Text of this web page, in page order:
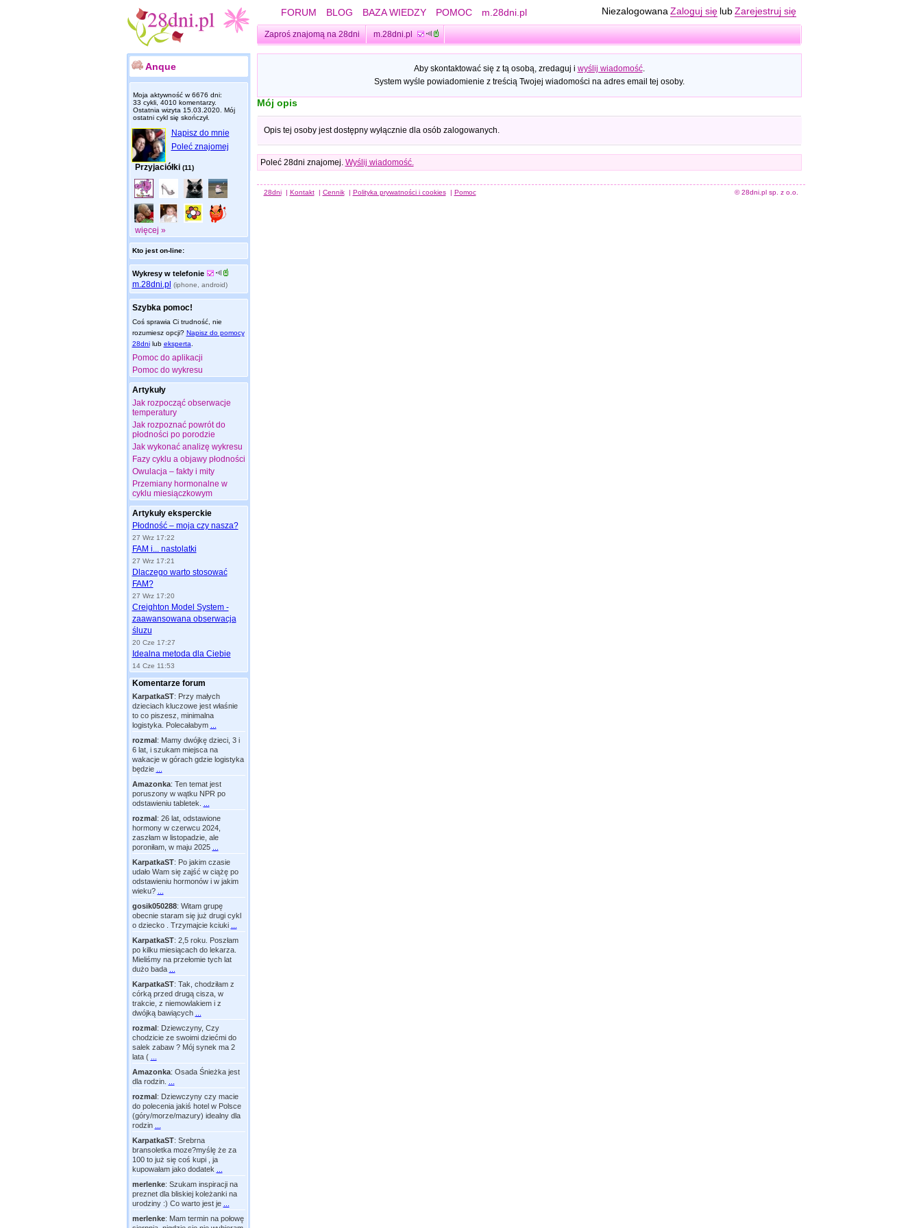
FORUM BLOG BAZA WIEDZY POMOC m.28dni.pl Niezalogowana Zaloguj się lub Zarejestruj się
Zaproś znajomą na 28dni m.28dni.pl
Anque
Moja aktywność w 6676 dni:
33 cykli, 4010 komentarzy.
Ostatnia wizyta 15.03.2020. Mój
ostatni cykl się skończył.
Napisz do mnie
Poleć znajomej
Przyjaciółki (11)
więcej »
Kto jest on-line:
Wykresy w telefonie
m.28dni.pl (iphone, android)
Szybka pomoc!
Coś sprawia Ci trudność, nie
rozumiesz opcji? Napisz do pomocy
28dnilub eksperta
Pomoc do aplikacji
Pomoc do wykresu
Artykuły
Jak rozpocząć obserwacje
temperatury
Jak rozpoznać powrót do
płodności po porodzie
Jak wykonać analizę wykresu
Fazy cyklu a objawy płodności
Owulacja – fakty i mity
Przemiany hormonalne w
cyklu miesiączkowym
Artykuły eksperckie
Płodność – moja czy nasza?
27 Wrz 17:22
FAM i... nastolatki
27 Wrz 17:21
Dlaczego warto stosować
FAM?
27 Wrz 17:20
Creighton Model System -
zaawansowana obserwacja
śluzu
20 Cze 17:27
Idealna metoda dla Ciebie
14 Cze 11:53
Komentarze forum
KarpatkaST: Przy małych
dzieciach kluczowe jest właśnie
to co piszesz, minimalna
logistyka. Polecałabym
rozmal: Mamy dwójkę dzieci, 3 i
6 lat, i szukam miejsca na
wakacje w górach gdzie logistyka
będzie
Amazonka: Ten temat jest
poruszony w wątku NPR po
odstawieniu tabletek.
rozmal: 26 lat, odstawione
hormony w czerwcu 2024,
zaszłam w listopadzie, ale
poroniłam, w maju 2025
KarpatkaST: Po jakim czasie
udało Wam się zajść w ciążę po
odstawieniu hormonów i w jakim
wieku?
gosik050288: Witam grupę
obecnie staram się już drugi cykl
o dziecko . Trzymajcie kciuki
KarpatkaST: 2,5 roku. Poszłam
po kilku miesiącach do lekarza.
Mieliśmy na przełomie tych lat
dużo bada
KarpatkaST: Tak, chodziłam z
córką przed drugą cisza, w
trakcie, z niemowlakiem i z
dwójką bawiących
rozmal: Dziewczyny, Czy
chodzicie ze swoimi dziećmi do
salek zabaw ? Mój synek ma 2
lata (
Amazonka: Osada Śnieżka jest
dla rodzin.
rozmal: Dziewczyny czy macie
do polecenia jakiś hotel w Polsce
(góry/morze/mazury) idealny dla
rodzin
KarpatkaST: Srebrna
bransoletka moze?myślę że za
100 to już się coś kupi , ja
kupowałam jako dodatek
merlenke: Szukam inspiracji na
preznet dla bliskiej koleżanki na
urodziny :) Co warto jest je
merlenke: Mam termin na połowę
Aby skontaktować się z tą osobą, zredaguj i wyślij wiadomość.
System wyśle powiadomienie z treścią Twojej wiadomości na adres email tej osoby.
Mój opis
Opis tej osoby jest dostępny wyłącznie dla osób zalogowanych.
Poleć 28dni znajomej. Wyślij wiadomość.
28dni | Kontakt | Cennik | Polityka prywatności i cookies | Pomoc © 28dni.pl sp. z o.o.